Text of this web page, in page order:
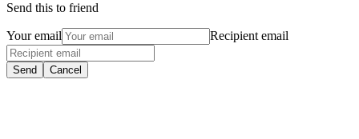
Send this to friend
Your email Recipient email
Send Cancel